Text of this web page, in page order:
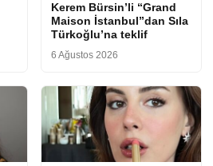
Kerem Bürsin’li “Grand
Maison İstanbul”dan Sıla
Türkoğlu’na teklif
6 Ağustos 2026